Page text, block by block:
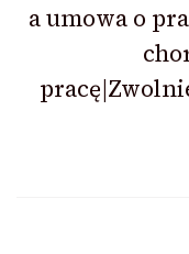
a umowa o